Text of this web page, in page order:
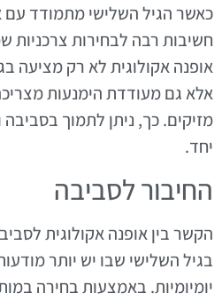
כאשר הגיל השלישי מתמודד עם
חשיבות רבה לבחירות צרכניות
אופנה אקולוגית לא רק מציעה
אלא גם מעודדת הימנעות
מזיקים. כך, ניתן לתמוך
יחד.
החיבור לסביבה
הקשר בין אופנה אקולוגית
בגיל השלישי שבו יש יותר
יומיומיות. באמצעות בחירה